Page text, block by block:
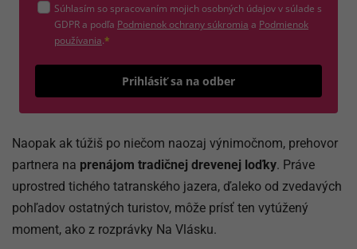
Súhlasím so spracovaním mojich osobných údajov v súlade s
GDPR a podľa Podmienok ochrany súkromia (otvorí sa v novom okne)
a Podmienok
používania(otvorí sa v novom okne)
.*
Prihlásiť sa na odber
Naopak ak túžiš po niečom naozaj výnimočnom, prehovor
partnera na prenájom tradičnej drevenej loďky. Práve
uprostred tichého tatranského jazera, ďaleko od zvedavých
pohľadov ostatných turistov, môže prísť ten vytúžený
moment, ako z rozprávky Na Vlásku.